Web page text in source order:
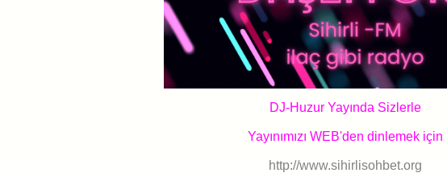
DJ-Huzur Yayında Sizlerle
Yayınımızı WEB'den dinlemek için
http://www.sihirlisohbet.org